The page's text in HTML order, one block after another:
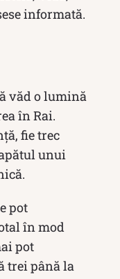
informată.
văd o lumină
în Rai.
fie trec
unui
pot
în mod
pot
trei până la